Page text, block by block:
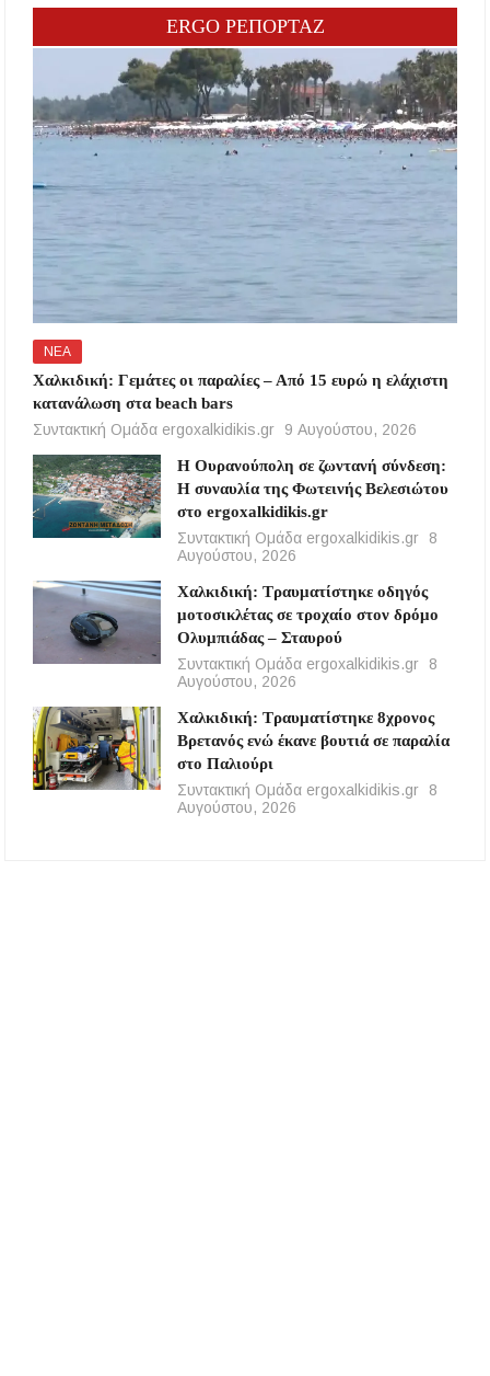
ERGO ΡΕΠΟΡΤΑΖ
ΝΕΑ
Χαλκιδική: Γεμάτες οι παραλίες – Από 15 ευρώ η ελάχιστη
κατανάλωση στα beach bars
Συντακτική Ομάδα ergoxalkidikis.gr
9 Αυγούστου, 2026
Η Ουρανούπολη σε ζωντανή σύνδεση:
Η συναυλία της Φωτεινής Βελεσιώτου
στο ergoxalkidikis.gr
Συντακτική Ομάδα ergoxalkidikis.gr
8
Αυγούστου, 2026
Χαλκιδική: Τραυματίστηκε οδηγός
μοτοσικλέτας σε τροχαίο στον δρόμο
Ολυμπιάδας – Σταυρού
Συντακτική Ομάδα ergoxalkidikis.gr
8
Αυγούστου, 2026
Χαλκιδική: Τραυματίστηκε 8χρονος
Βρετανός ενώ έκανε βουτιά σε παραλία
στο Παλιούρι
Συντακτική Ομάδα ergoxalkidikis.gr
8
Αυγούστου, 2026